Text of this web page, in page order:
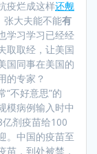
疫烂成这样还觍
张大夫能不能有
学习学习已经经
取取经，让美国
国同事在美国的
的专家？
“不好意思”的
模病例输入时中
剂疫苗给100
。中国的疫苗至
苗，到处被禁，